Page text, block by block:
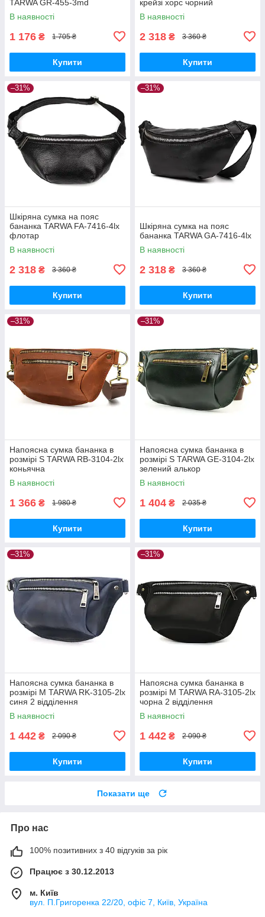
TARWA GR-455-3md
В наявності
1 176 ₴ 1 705 ₴
Купити
крейзі хорс чорний
В наявності
2 318 ₴ 3 360 ₴
Купити
–31%
Шкіряна сумка на пояс
бананка TARWA FA-7416-4lx
флотар
В наявності
2 318 ₴ 3 360 ₴
Купити
–31%
Шкіряна сумка на пояс
бананка TARWA GA-7416-4lx
В наявності
2 318 ₴ 3 360 ₴
Купити
–31%
Напоясна сумка бананка в
розмірі S TARWA RB-3104-2lx
коньячна
В наявності
1 366 ₴ 1 980 ₴
Купити
–31%
Напоясна сумка бананка в
розмірі S TARWA GE-3104-2lx
зелений алькор
В наявності
1 404 ₴ 2 035 ₴
Купити
–31%
Напоясна сумка бананка в
розмірі М TARWA RK-3105-2lx
синя 2 відділення
В наявності
1 442 ₴ 2 090 ₴
Купити
–31%
Напоясна сумка бананка в
розмірі М TARWA RA-3105-2lx
чорна 2 відділення
В наявності
1 442 ₴ 2 090 ₴
Купити
Показати ще
Про нас
100% позитивних з 40 відгуків за рік
Працює з 30.12.2013
м. Київ
вул. П.Григоренка 22/20, офіс 7, Київ, Україна